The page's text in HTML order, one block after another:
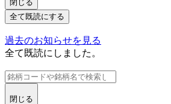
閉じる
全て既読にする
過去のお知らせを見る
全て既読にしました。
閉じる